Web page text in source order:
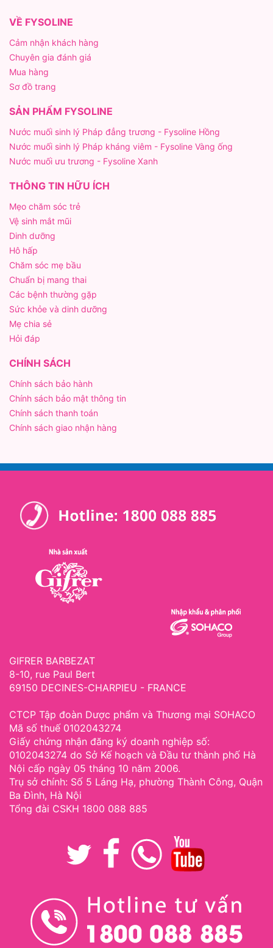
VỀ FYSOLINE
Cảm nhận khách hàng
Chuyên gia đánh giá
Mua hàng
Sơ đồ trang
SẢN PHẨM FYSOLINE
Nước muối sinh lý Pháp đẳng trương - Fysoline Hồng
Nước muối sinh lý Pháp kháng viêm - Fysoline Vàng ống
Nước muối ưu trương - Fysoline Xanh
THÔNG TIN HỮU ÍCH
Mẹo chăm sóc trẻ
Vệ sinh mắt mũi
Dinh dưỡng
Hô hấp
Chăm sóc mẹ bầu
Chuẩn bị mang thai
Các bệnh thường gặp
Sức khỏe và dinh dưỡng
Mẹ chia sẻ
Hỏi đáp
CHÍNH SÁCH
Chính sách bảo hành
Chính sách bảo mật thông tin
Chính sách thanh toán
Chính sách giao nhận hàng
GIFRER BARBEZAT
8-10, rue Paul Bert
69150 DECINES-CHARPIEU - FRANCE
CTCP Tập đoàn Dược phẩm và Thương mại SOHACO
Mã số thuế 0102043274
Giấy chứng nhận đăng ký doanh nghiệp số:
0102043274 do Sở Kế hoạch và Đầu tư thành phố Hà
Nội cấp ngày 05 tháng 10 năm 2006.
Trụ sở chính: Số 5 Láng Hạ, phường Thành Công, Quận
Ba Đình, Hà Nội
Tổng đài CSKH 1800 088 885